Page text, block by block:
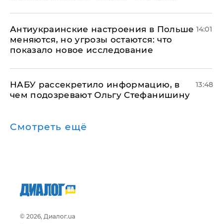
Антиукраинские настроения в Польше
меняются, но угрозы остаются: что
показало новое исследование
14:01
НАБУ рассекретило информацию, в
чем подозревают Ольгу Стефанишину
13:48
Смотреть ещё
© 2026, Диалог.ua